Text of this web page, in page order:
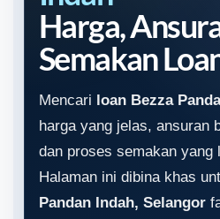
Harga,
Semakan
Mencari loan Bezza
harga yang jelas, ansuran
dan proses semakan yang
Halaman ini dibina khas
Pandan Indah, Selangor